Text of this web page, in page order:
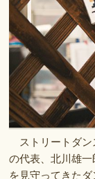
ストリートダン
の代表、北川雄
を見守ってきた